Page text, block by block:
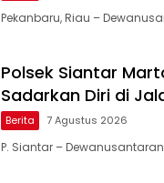
Pekanbaru, Riau –
Polsek Siantar
Sadarkan Diri di
Berita 7 Agustus 2026
P. Siantar –